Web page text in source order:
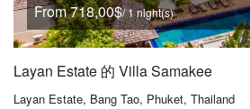
From 718,00$/ 1 night(s)
Layan Estate 的 Villa Samakee
Layan Estate, Bang Tao, Phuket, Thailand